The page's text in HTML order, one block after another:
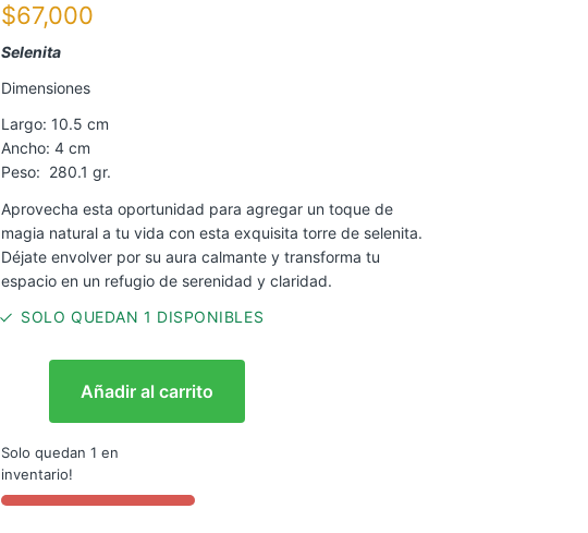
$67,000
Selenita
Dimensiones
Largo: 10.5 cm
Ancho: 4 cm
Peso: 280.1 gr.
Aprovecha esta oportunidad para agregar un toque de
magia natural a tu vida con esta exquisita torre de selenita.
Déjate envolver por su aura calmante y transforma tu
espacio en un refugio de serenidad y claridad.
SOLO QUEDAN 1 DISPONIBLES
Añadir al carrito
Solo quedan 1 en
inventario!